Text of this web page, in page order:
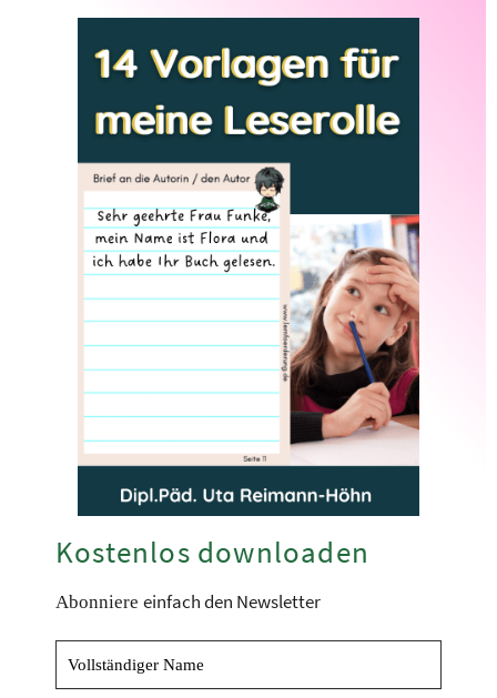
Kostenlos downloaden
Abonniere einfach den Newsletter